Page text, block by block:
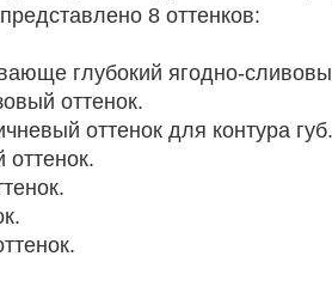
8 оттенков:
глубокий ягодно-
оттенок.
оттенок для контура губ.
оттенок.